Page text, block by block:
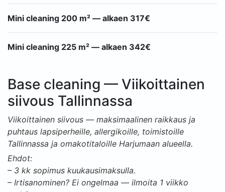
Mini cleaning 200 m² — alkaen 317€
Mini cleaning 225 m² — alkaen 342€
Base cleaning — Viikoittainen
siivous Tallinnassa
Viikoittainen siivous — maksimaalinen raikkaus ja
puhtaus lapsiperheille, allergikoille, toimistoille
Tallinnassa ja omakotitaloille Harjumaan alueella.
Ehdot:
– 3 kk sopimus kuukausimaksulla.
– Irtisanominen? Ei ongelmaa — ilmoita 1 viikko